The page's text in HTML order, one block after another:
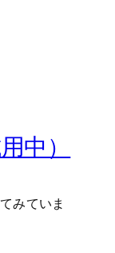
中）
みていま